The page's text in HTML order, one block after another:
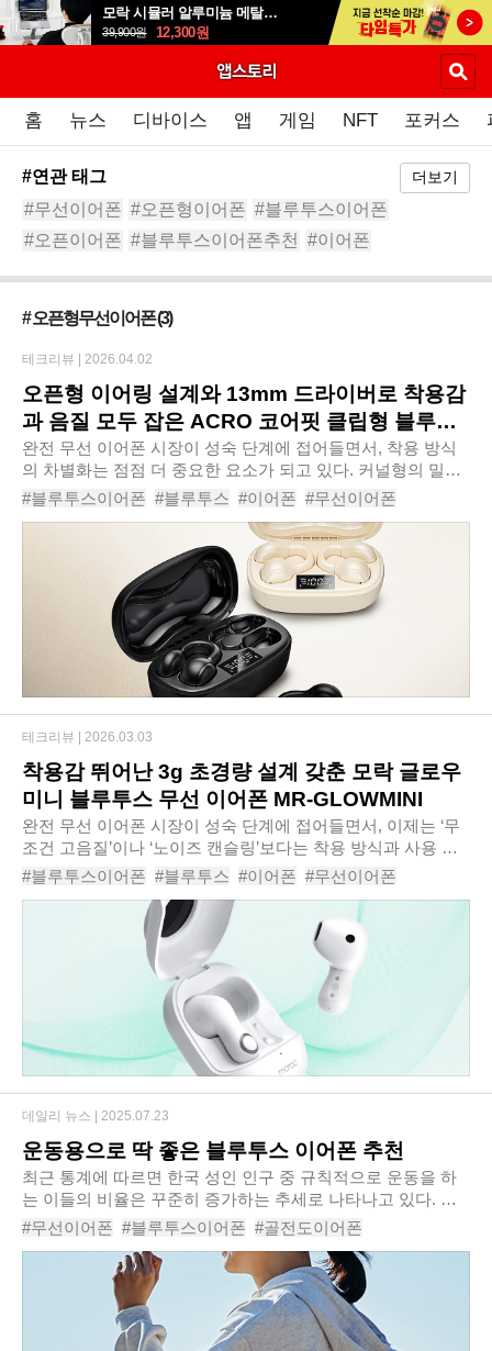
모락 시뮬러 알루미늄 메탈 접이식 노트북 거치대S
39,900원 12,300원
홈 뉴스 디바이스 앱 게임 NFT 포커스
#연관 태그 더보기
#무선이어폰 #오픈형이어폰 #블루투스이어폰
#오픈이어폰 #블루투스이어폰추천
#이어폰
# 오픈형무선이어폰(3)
오픈형 이어링 설계와 13mm 드라이버로 착용감
과 음질 모두 잡은 ACRO 코어핏 클립형 블루투
스이어폰 AE-101
완전 무선 이어폰 시장이 성숙 단계에 접어들면서, 착용 방식
의 차별화는 점점 더 중요한 요소가 되고 있다. 커널형의 밀폐
감이나 오픈형의 고정력 부족에 불편을 느끼는 사용자라면, 최
근 주목받는 대안이 바로 클립형 구조..
#블루투스이어폰 #블루투스 #이어폰 #무선이어폰
#오픈형이어폰 #러닝이어폰 #오픈형무선이어폰
#오픈이어폰
#ACRO코어핏클립형블루투스이어폰AE101
테크리뷰 | 2026.04.02
착용감 뛰어난 3g 초경량 설계 갖춘 모락 글로우
미니 블루투스 무선 이어폰 MR-GLOWMINI
완전 무선 이어폰 시장이 성숙 단계에 접어들면서, 이제는 ‘무
조건 고음질’이나 ‘노이즈 캔슬링’보다는 착용 방식과 사용 시
나리오에 맞춘 선택이 중요해졌다. 모락 글로우 미니 블루투스
무선 이어폰 MR-GLOWMINI는 커널..
#블루투스이어폰 #블루투스 #이어폰 #무선이어폰
#오픈형이어폰 #러닝이어폰 #오픈형무선이어폰
#블루투스이어폰추천 #오픈이어폰
#모락글로우미니블루투스무선이어폰MRGLOWMINI
테크리뷰 | 2026.03.03
운동용으로 딱 좋은 블루투스 이어폰 추천
최근 통계에 따르면 한국 성인 인구 중 규칙적으로 운동을 하
는 이들의 비율은 꾸준히 증가하는 추세로 나타나고 있다. 국
민생활체육조사 결과에 따르면, 전국 17개 시도의 만 10세 이
상의 국민 중 주 1회 30분 이상 규칙적으로..
#무선이어폰 #블루투스이어폰 #골전도이어폰
#운동용이어폰 #무선블루투스이어폰 #오픈형이어폰
#오픈형블루투스이어폰
#오픈형무선이어폰
#고성능블루투스이어폰
데일리 뉴스 | 2025.07.23